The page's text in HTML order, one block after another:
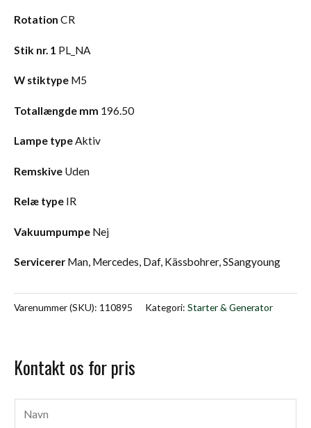
Rotation CR
Stik nr. 1 PL_NA
W stiktype M5
Totallængde mm 196.50
Lampe typeAktiv
Remskive Uden
Relæ type IR
Vakuumpumpe Nej
Servicerer Man, Mercedes, Daf, Kässbohrer, SSangyoung
Varenummer (SKU): 110895 Kategori: Starter & Generator
Kontakt os for pris